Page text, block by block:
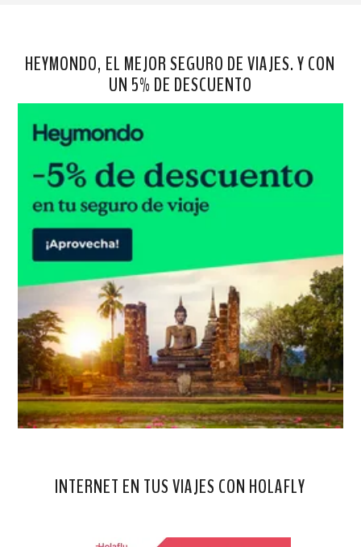
HEYMONDO, EL MEJOR SEGURO DE VIAJES. Y CON
UN 5% DE DESCUENTO
INTERNET EN TUS VIAJES CON HOLAFLY